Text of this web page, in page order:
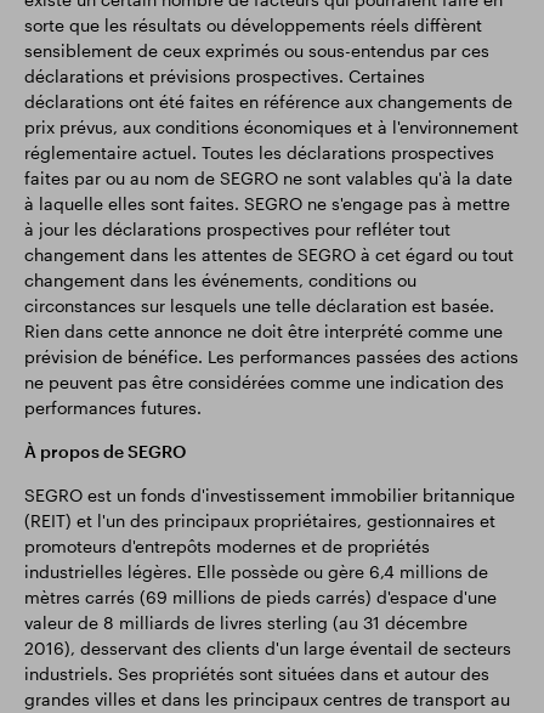
sorte que les résultats ou développements réels diffèrent
sensiblement de ceux exprimés ou sous-entendus par ces
déclarations et prévisions prospectives. Certaines
déclarations ont été faites en référence aux changements de
prix prévus, aux conditions économiques et à l'environnement
réglementaire actuel. Toutes les déclarations prospectives
faites par ou au nom de SEGRO ne sont valables qu'à la date
à laquelle elles sont faites. SEGRO ne s'engage pas à mettre
à jour les déclarations prospectives pour refléter tout
changement dans les attentes de SEGRO à cet égard ou tout
changement dans les événements, conditions ou
circonstances sur lesquels une telle déclaration est basée.
Rien dans cette annonce ne doit être interprété comme une
prévision de bénéfice. Les performances passées des actions
ne peuvent pas être considérées comme une indication des
performances futures.
À propos de SEGRO
SEGRO est un fonds d'investissement immobilier britannique
(REIT) et l'un des principaux propriétaires, gestionnaires et
promoteurs d'entrepôts modernes et de propriétés
industrielles légères. Elle possède ou gère 6,4 millions de
mètres carrés (69 millions de pieds carrés) d'espace d'une
valeur de 8 milliards de livres sterling (au 31 décembre
2016), desservant des clients d'un large éventail de secteurs
industriels. Ses propriétés sont situées dans et autour des
grandes villes et dans les principaux centres de transport au